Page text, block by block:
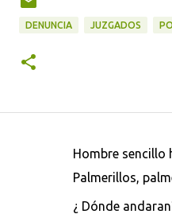
DENUNCIA JUZGADOS
Hombre
Palmerillos,
¿ Dónde